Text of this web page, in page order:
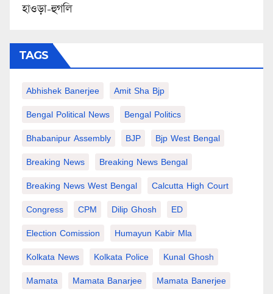
হাওড়া-হুগলি
TAGS
Abhishek Banerjee
Amit Sha Bjp
Bengal Political News
Bengal Politics
Bhabanipur Assembly
BJP
Bjp West Bengal
Breaking News
Breaking News Bengal
Breaking News West Bengal
Calcutta High Court
Congress
CPM Dilip Ghosh
ED
Election Comission
Humayun Kabir Mla
Kolkata News
Kolkata Police
Kunal Ghosh
Mamata
Mamata Banarjee
Mamata Banerjee